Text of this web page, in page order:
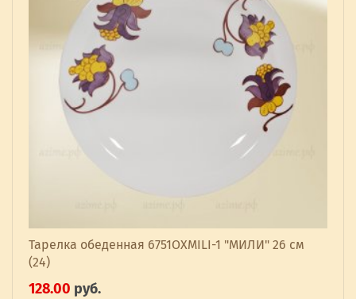
Тарелка обеденная 6751OXMILI-1 "МИЛИ" 26 см
(24)
128.00 руб.